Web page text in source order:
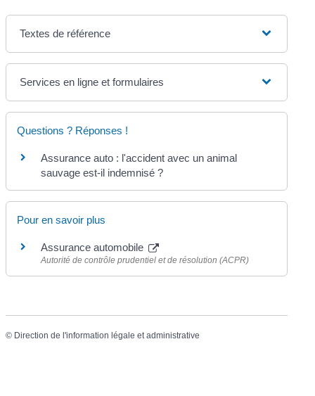
Textes de référence
Services en ligne et formulaires
Questions ? Réponses !
Assurance auto : l'accident avec un animal
sauvage est-il indemnisé ?
Pour en savoir plus
Assurance automobile
Autorité de contrôle prudentiel et de résolution (ACPR)
© Direction de l'information légale et administrative